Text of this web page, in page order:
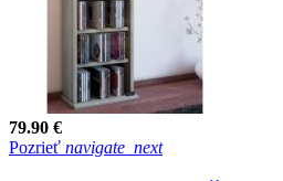
79.90 €
Pozrieť navigate_next